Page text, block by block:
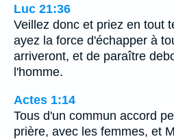
Luc 21:36
Veillez donc et priez en tout
ayez la force d'échapper à
arriveront, et de paraître
l'homme.
Actes 1:14
Tous d'un commun accord
prière, avec les femmes, et